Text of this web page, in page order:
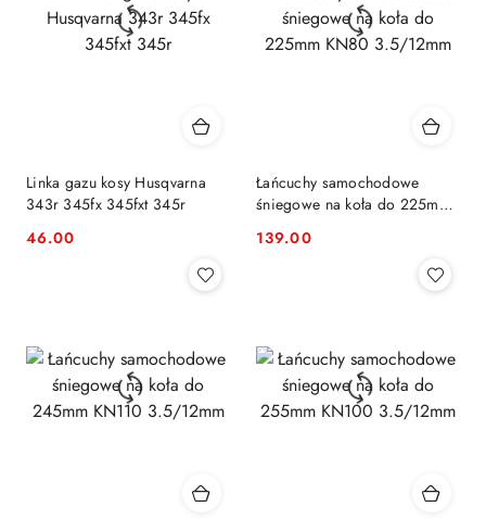
Linka gazu kosy Husqvarna
343r 345fx 345fxt 345r
Cena:
46.00
Łańcuchy samochodowe
śniegowe na koła do 225mm
Cena:
139.00